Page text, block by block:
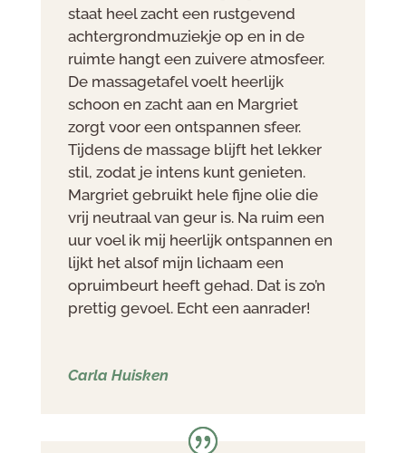
staat heel zacht een rustgevend
achtergrondmuziekje op en in de
ruimte hangt een zuivere atmosfeer.
De massagetafel voelt heerlijk
schoon en zacht aan en Margriet
zorgt voor een ontspannen sfeer.
Tijdens de massage blijft het lekker
stil, zodat je intens kunt genieten.
Margriet gebruikt hele fijne olie die
vrij neutraal van geur is. Na ruim een
uur voel ik mij heerlijk ontspannen en
lijkt het alsof mijn lichaam een
opruimbeurt heeft gehad. Dat is zo’n
prettig gevoel. Echt een aanrader!
Carla Huisken